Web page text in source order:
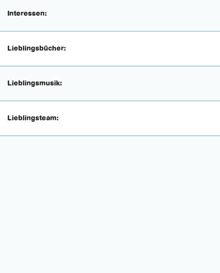
Interessen:
Lieblingsbücher:
Lieblingsmusik:
Lieblingsteam: